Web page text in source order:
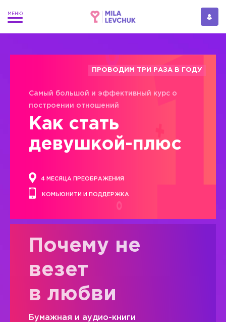
ПРОВОДИМ ТРИ РАЗА В ГОДУ
Самый большой и эффективный курс о
построении отношений
Как стать
девушкой-плюс
4 МЕСЯЦА ПРЕОБРАЖЕНИЯ
КОМЬЮНИТИ И ПОДДЕРЖКА
Почему не
везет
в любви
Бумажная и аудио-книги